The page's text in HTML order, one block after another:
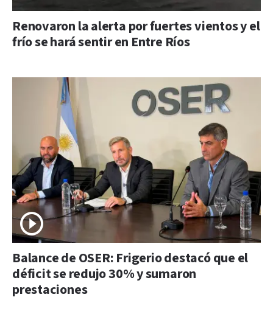
Renovaron la alerta por fuertes vientos y el
frío se hará sentir en Entre Ríos
Balance de OSER: Frigerio destacó que el
déficit se redujo 30% y sumaron
prestaciones